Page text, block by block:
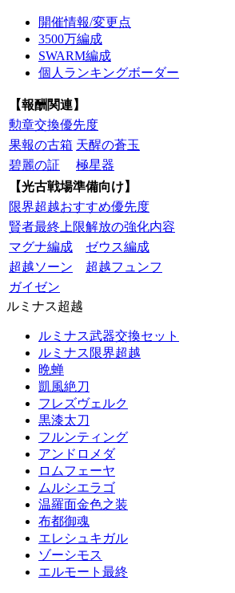
開催情報/変更点
3500万編成
SWARM編成
個人ランキングボーダー
【報酬関連】
勲章交換優先度
果報の古箱 天醒の蒼玉
碧麗の証
極星器
【光古戦場準備向け】
限界超越おすすめ優先度
賢者最終上限解放の強化内容
マグナ編成
ゼウス編成
超越ソーン
超越フュンフ
ガイゼン
ルミナス超越
ルミナス武器交換セット
ルミナス限界超越
晩蝉
凱風絶刀
フレズヴェルク
黒漆太刀
フルンティング
アンドロメダ
ロムフェーヤ
ムルシエラゴ
温羅面金色之装
布都御魂
エレシュキガル
ゾーシモス
エルモート最終